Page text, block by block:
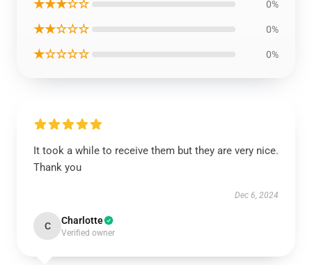
★★★☆☆ 0%
★★☆☆☆ 0%
★☆☆☆☆ 0%
It took a while to receive them but they are very nice.
Thank you
Dec 6, 2024
C Charlotte
Verified owner